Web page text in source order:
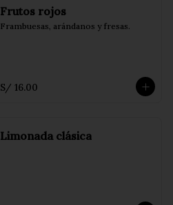
Frutos rojos
Frambuesas, arándanos y fresas.
S/ 16.00
Limonada clásica